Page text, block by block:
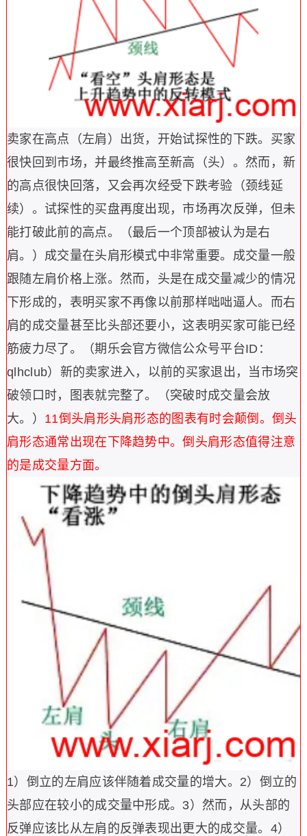
卖家在高点（左肩）出货，开始试探性的下跌。买家
很快回到市场，并最终推高至新高（头）。然而，新
的高点很快回落，又会再次经受下跌考验（颈线延
续）。试探性的买盘再度出现，市场再次反弹，但未
能打破此前的高点。（最后一个顶部被认为是右
肩。） 成交量在头肩形模式中非常重要。成交量一般
跟随左肩价格上涨。然而，头是在成交量减少的情况
下形成的，表明买家不再像以前那样咄咄逼人。而右
肩的成交量甚至比头部还要小，这表明买家可能已经
筋疲力尽了。（期乐会官方微信公众号平台ID：
qlhclub） 新的卖家进入，以前的买家退出，当市场突
破领口时，图表就完整了。（突破时成交量会放
大。） 11倒头肩形头肩形态的图表有时会颠倒。倒头
肩形态通常出现在下降趋势中。倒头肩形态值得注意
的是成交量方面。
1）倒立的左肩应该伴随着成交量的增大。 2）倒立的
头部应在较小的成交量中形成。 3）然而，从头部的
反弹应该比从左肩的反弹表现出更大的成交量。 4）